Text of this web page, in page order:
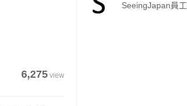
6,275 view
SeeingJapan員工